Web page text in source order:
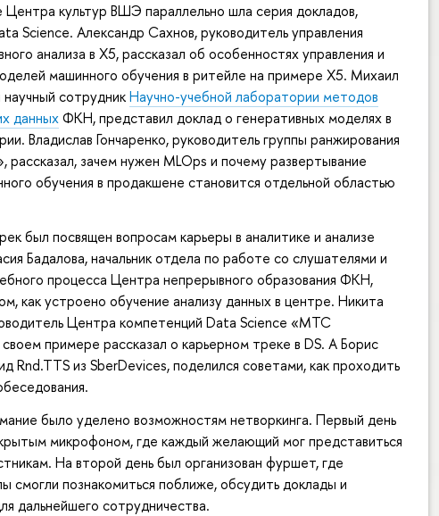
Центра культур ВШЭ параллельно шла серия докладов,
Science. Александр Сахнов, руководитель управления
анализа в Х5, рассказал об особенностях управления и
машинного обучения в ритейле на примере X5. Михаил
сотрудникНаучно-учебной лаборатории методов
данныхФКН, представил доклад о генеративных моделях в
Владислав Гончаренко, руководитель группы ранжирования
рассказал, зачем нужен MLOps и почему развертывание
обучения в продакшене становится отдельной областью
был посвящен вопросам карьеры в аналитике и анализе
Бадалова, начальник отдела по работе со слушателями и
процесса Центра непрерывного образования ФКН,
как устроено обучение анализу данных в центре. Никита
Центра компетенций Data Science «МТС
примере рассказал о карьерном треке в DS. А Борис
Rnd.TTS из SberDevices, поделился советами, как проходить
было уделено возможностям нетворкинга. Первый день
микрофоном, где каждый желающий мог представиться
На второй день был организован фуршет, где
смогли познакомиться поближе, обсудить доклады и
дальнейшего сотрудничества.